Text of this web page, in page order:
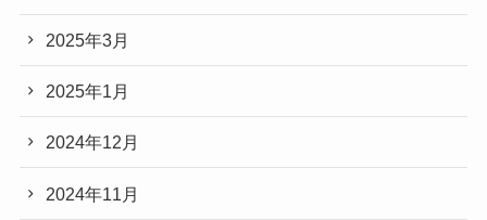
2025年3月
2025年1月
2024年12月
2024年11月